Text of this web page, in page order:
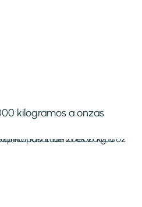
kilogramos a onzas